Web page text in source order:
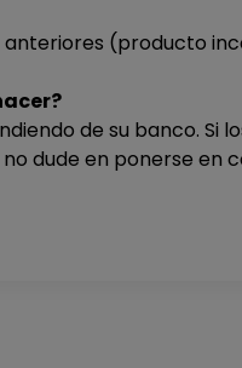
(producto
de su banco. Si
dude en ponerse